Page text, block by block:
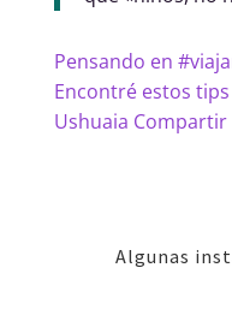
Pensando en
Encontré estos
Ushuaia Compartir
Algunas